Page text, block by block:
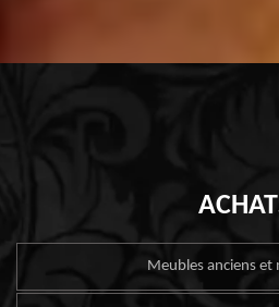
Meubles anciens et